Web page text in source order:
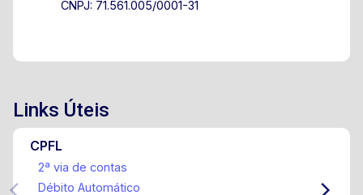
CNPJ: 71.561.005/0001-31
Links Úteis
CPFL
2ª via de contas
Débito Automático